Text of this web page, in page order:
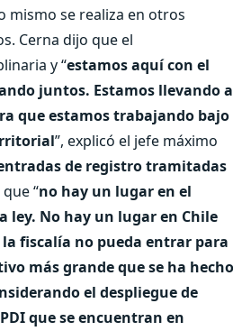
mismo se realiza en otros
Cerna dijo que el
y “estamos aquí con el
juntos. Estamos llevando a
que estamos trabajando bajo
”, explicó el jefe máximo
de registro tramitadas
“no hay un lugar en el
ley. No hay un lugar en Chile
la fiscalía no pueda entrar para
más grande que se ha
el despliegue de
que se encuentran en